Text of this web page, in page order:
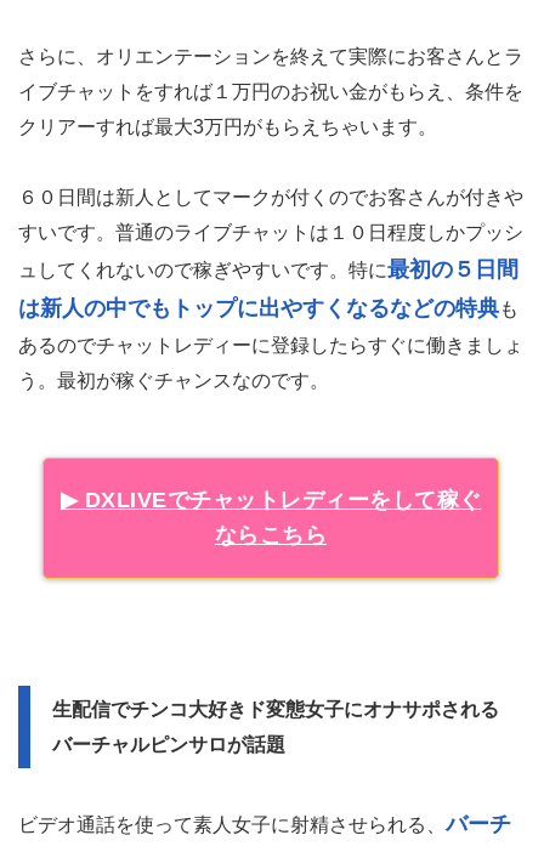
さらに、オリエンテーションを終えて実際にお客さんとラ
イブチャットをすれば１万円のお祝い金がもらえ、条件を
クリアーすれば最大3万円がもらえちゃいます。
６０日間は新人としてマークが付くのでお客さんが付きや
すいです。普通のライブチャットは１０日程度しかプッシ
ュしてくれないので稼ぎやすいです。特に最初の５日間
は新人の中でもトップに出やすくなるなどの特典も
あるのでチャットレディーに登録したらすぐに働きましょ
う。最初が稼ぐチャンスなのです。
▶ DXLIVEでチャットレディーをして稼ぐ
ならこちら
生配信でチンコ大好きド変態女子にオナサポされる
バーチャルピンサロが話題
ビデオ通話を使って素人女子に射精させられる、バーチ